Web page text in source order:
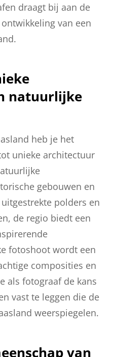
draagt bij aan de
van een
natuurlijke
heb je het
unieke architectuur
gebouwen en
polders en
de regio biedt een
fotoshoot wordt een
composities en
als fotograaf de kans
vast te leggen die de
weerspiegelen.
van